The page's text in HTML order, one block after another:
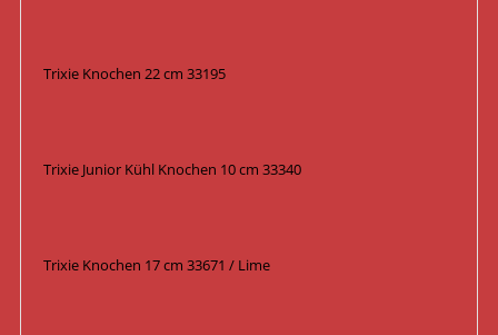
Trixie Knochen 22 cm 33195
Trixie Junior Kühl Knochen 10 cm 33340
Trixie Knochen 17 cm 33671 / Lime